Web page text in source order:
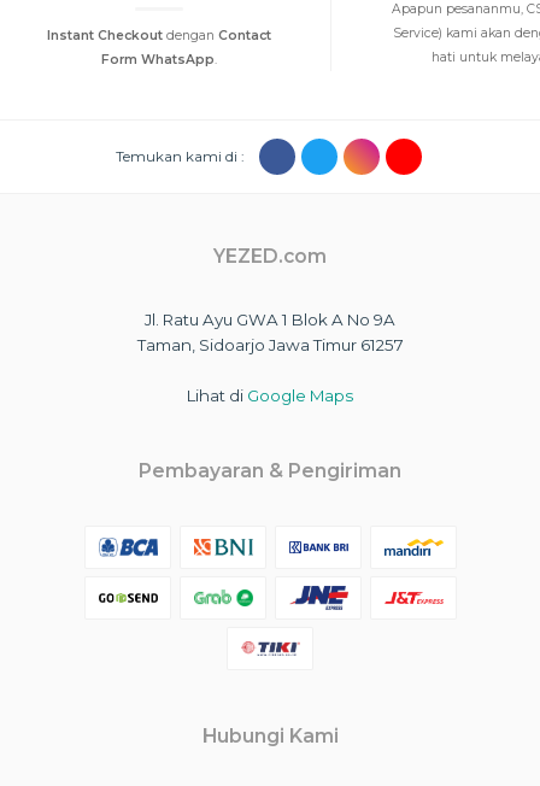
Instant Checkoutdengan Contact
Form WhatsApp.
Apapun pesananmu,
Service) kami akan
hati untuk
Temukan kami di :
YEZED.com
Jl. Ratu Ayu GWA 1 Blok A No 9A
Taman, Sidoarjo Jawa Timur 61257
Lihat di Google Maps
Pembayaran & Pengiriman
Hubungi Kami